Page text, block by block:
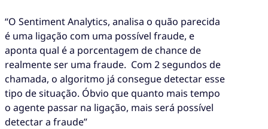
“O Sentiment Analytics, analisa o quão parecida
é uma ligação com uma possível fraude, e
aponta qual é a porcentagem de chance de
realmente ser uma fraude. Com 2 segundos de
chamada, o algoritmo já consegue detectar esse
tipo de situação. Óbvio que quanto mais tempo
o agente passar na ligação, mais será possível
detectar a fraude”